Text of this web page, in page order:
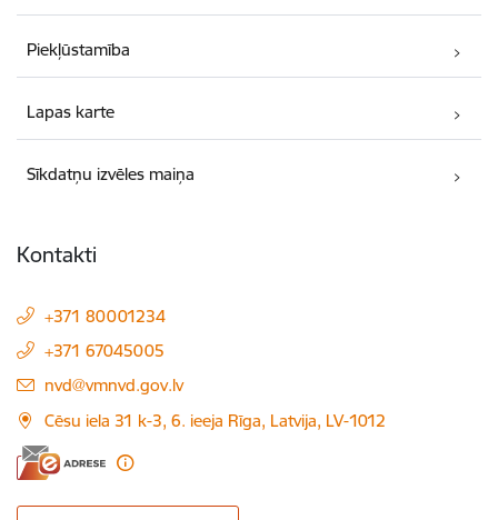
Piekļūstamība
Lapas karte
Sīkdatņu izvēles maiņa
Kontakti
+371 80001234
+371 67045005
E-pasts:
nvd@vmnvd.gov.lv
Cēsu iela 31 k-3, 6. ieeja Rīga, Latvija, LV-1012